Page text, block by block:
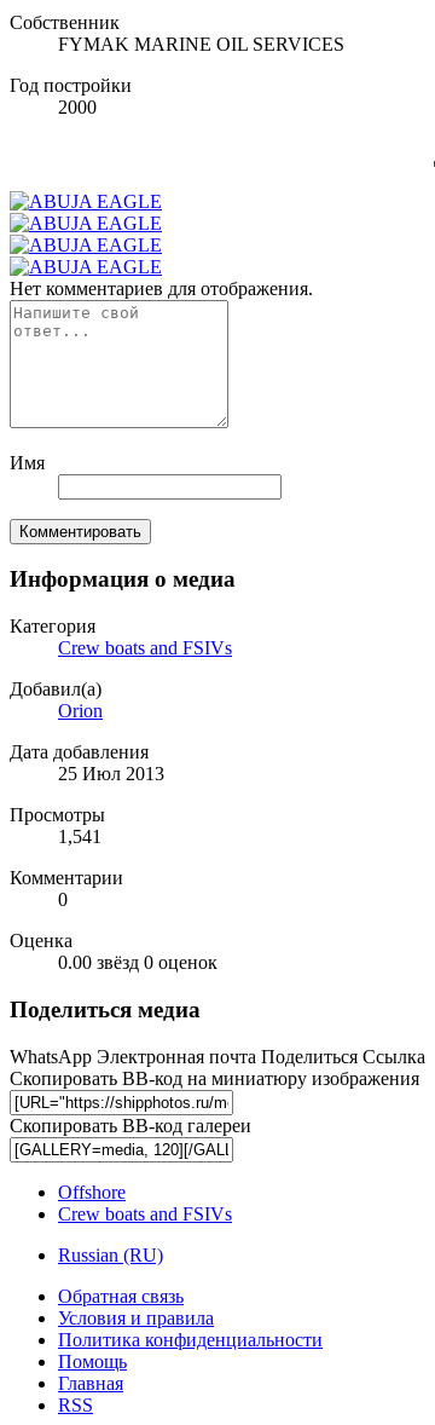
Собственник
FYMAK MARINE OIL SERVICES
Год постройки
2000
Нет комментариев для отображения.
Имя
Комментировать
Информация о медиа
Категория
Crew boats and FSIVs
Добавил(а)
Orion
Дата добавления
25 Июл 2013
Просмотры
1,541
Комментарии
0
Оценка
0.00 звёзд 0 оценок
Поделиться медиа
WhatsApp Электронная почта Поделиться Ссылка
Скопировать BB-код на миниатюру изображения
Скопировать BB-код галереи
Offshore
Crew boats and FSIVs
Russian (RU)
Обратная связь
Условия и правила
Политика конфиденциальности
Помощь
Главная
RSS